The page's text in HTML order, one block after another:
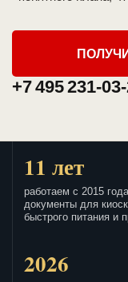
+7 495 231-
11 лет
работаем с 2015
документы для
быстрого питания и
2026